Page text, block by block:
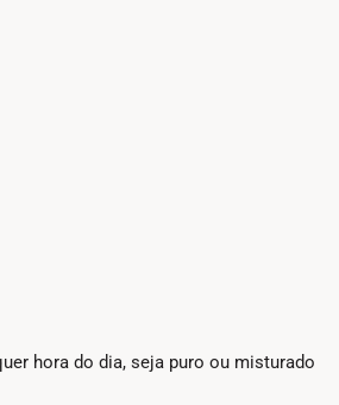
hora do dia, seja puro ou misturado